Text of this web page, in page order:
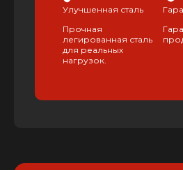
Улучшенная сталь
Прочная
легированная сталь
для реальных
нагрузок.